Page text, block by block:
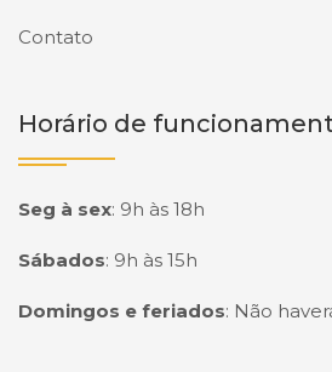
Contato
Horário de
Seg à sex: 9h às 18h
Sábados: 9h às 15h
Domingos e feriados: Não